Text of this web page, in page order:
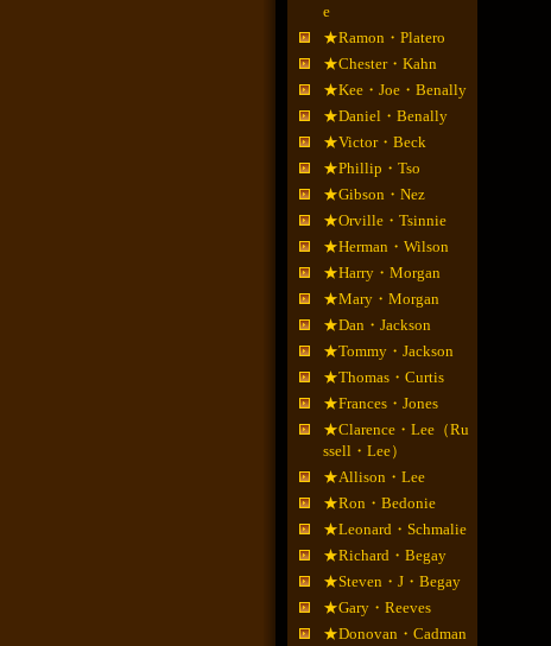
e
★Ramon・Platero
★Chester・Kahn
★Kee・Joe・Benally
★Daniel・Benally
★Victor・Beck
★Phillip・Tso
★Gibson・Nez
★Orville・Tsinnie
★Herman・Wilson
★Harry・Morgan
★Mary・Morgan
★Dan・Jackson
★Tommy・Jackson
★Thomas・Curtis
★Frances・Jones
★Clarence・Lee（Ru
ssell・Lee）
★Allison・Lee
★Ron・Bedonie
★Leonard・Schmalie
★Richard・Begay
★Steven・J・Begay
★Gary・Reeves
★Donovan・Cadman